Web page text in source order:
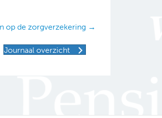
op de zorgverzekering →
Journaal overzicht